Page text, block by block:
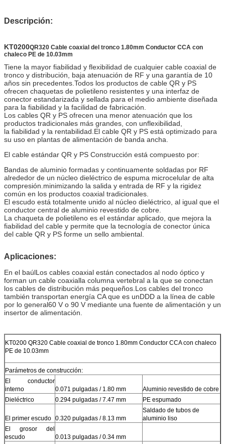
Descripción:
KT0200QR320 Cable coaxial del tronco 1.80mm Conductor CCA con
chaleco PE de 10.03mm
Tiene la mayor fiabilidad y flexibilidad de cualquier cable coaxial de
tronco y distribución, baja atenuación de RF y una garantía de 10
años sin precedentes. Todos los productos de cable QR y PS
ofrecen chaquetas de polietileno resistentes y una interfaz de
conector estandarizada y sellada para el medio ambiente diseñada
para la fiabilidad y la facilidad de fabricación.
Los cables QR y PS ofrecen una menor atenuación que los
productos tradicionales más grandes, con unflexibilidad,
la fiabilidad y la rentabilidad. El cable QR y PS está optimizado para
su uso en plantas de alimentación de banda ancha.
El cable estándar QR y PS Construcción está compuesto por:
Bandas de aluminio formadas y continuamente soldadas por RF
alrededor de un núcleo dieléctrico de espuma microcelular de alta
compresión.minimizando la salida y entrada de RF y la rigidez
común en los productos coaxial tradicionales.
El escudo está totalmente unido al núcleo dieléctrico, al igual que el
conductor central de aluminio revestido de cobre.
La chaqueta de polietileno es el estándar aplicado, que mejora la
fiabilidad del cable y permite que la tecnología de conector única
del cable QR y PS forme un sello ambiental.
Aplicaciones:
En el baúlLos cables coaxial están conectados al nodo óptico y
forman un cable coaxialla columna vertebral a la que se conectan
los cables de distribución más pequeños. Los cables del tronco
también transportan energía CA que es unDDD a la línea de cable
por lo general60 V o 90 V mediante una fuente de alimentación y un
insertor de alimentación.
KT0200 QR320 Cable coaxial de tronco 1.80mm Conductor CCA con chaleco
PE de 10.03mm
Parámetros de construcción:
El conductor
interno
0.071 pulgadas / 1.80 mm
Aluminio revestido de cobre
Dieléctrico
0.294 pulgadas / 7.47 mm PE espumado
El primer escudo 0.320 pulgadas / 8.13 mm
Saldado de tubos de
aluminio liso
El grosor del
escudo
0.013 pulgadas / 0.34 mm